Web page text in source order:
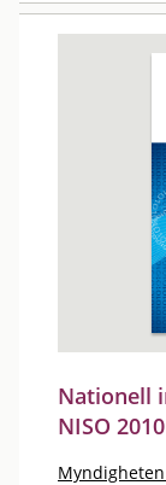
Nationell
NISO 2010